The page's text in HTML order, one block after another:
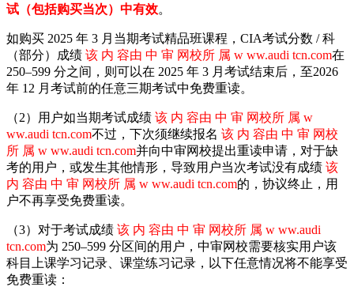
试（包括购买当次）中有效。
如购买 2025 年 3 月当期考试精品班课程，CIA考试分数 / 科
（部分）成绩 该 内 容由 中 审 网校所 属 w ww.audi tcn.com在
250–599 分之间，则可以在 2025 年 3 月考试结束后，至2026
年 12 月考试前的任意三期考试中免费重读。
（2）用户如当期考试成绩 该 内 容由 中 审 网校所 属 w
ww.audi tcn.com不过，下次须继续报名 该 内 容由 中 审 网校
所 属 w ww.audi tcn.com并向中审网校提出重读申请，对于缺
考的用户，或发生其他情形，导致用户当次考试没有成绩 该
内 容由 中 审 网校所 属 w ww.audi tcn.com的，协议终止，用
户不再享受免费重读。
（3）对于考试成绩 该 内 容由 中 审 网校所 属 w ww.audi
tcn.com为 250–599 分区间的用户，中审网校需要核实用户该
科目上课学习记录、课堂练习记录，以下任意情况将不能享受
免费重读：